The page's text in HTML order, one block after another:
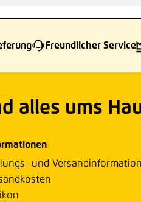
Freundlicher Service
alles ums
und